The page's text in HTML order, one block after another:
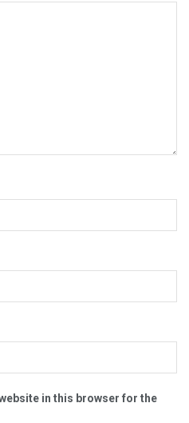
in this browser for the